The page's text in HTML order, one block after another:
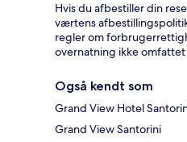
Hvis du afbestiller din
værtens
regler om
overnatning ikke
Også kendt som
Grand View Hotel
Grand View Santorini